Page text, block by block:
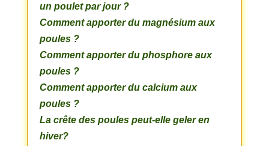
un poulet par jour ?
Comment apporter du magnésium aux
poules ?
Comment apporter du phosphore aux
poules ?
Comment apporter du calcium aux
poules ?
La crête des poules peut-elle geler en
hiver?